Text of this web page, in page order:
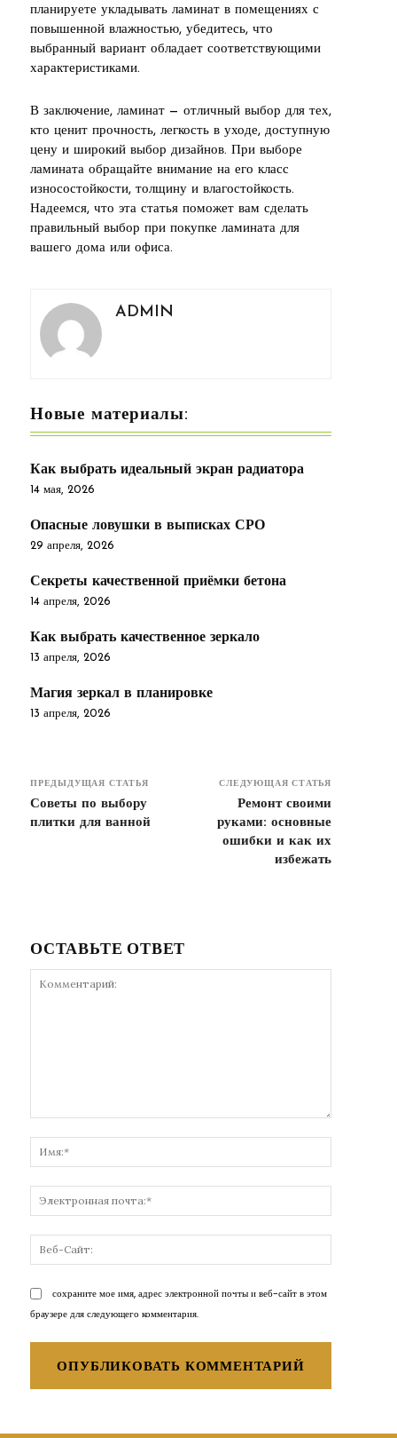
планируете укладывать ламинат в помещениях с
повышенной влажностью, убедитесь, что
выбранный вариант обладает соответствующими
характеристиками.
В заключение, ламинат — отличный выбор для тех,
кто ценит прочность, легкость в уходе, доступную
цену и широкий выбор дизайнов. При выборе
ламината обращайте внимание на его класс
износостойкости, толщину и влагостойкость.
Надеемся, что эта статья поможет вам сделать
правильный выбор при покупке ламината для
вашего дома или офиса.
ADMIN
Новые материалы:
Как выбрать идеальный экран радиатора
14 мая, 2026
Опасные ловушки в выписках СРО
29 апреля, 2026
Секреты качественной приёмки бетона
14 апреля, 2026
Как выбрать качественное зеркало
13 апреля, 2026
Магия зеркал в планировке
13 апреля, 2026
ПРЕДЫДУЩАЯ СТАТЬЯ
Советы по выбору
плитки для ванной
СЛЕДУЮЩАЯ СТАТЬЯ
Ремонт своими
руками: основные
ошибки и как их
избежать
ОСТАВЬТЕ ОТВЕТ
почта:*
Сайт:
сохраните мое имя, адрес электронной почты и веб-сайт в этом
браузере для следующего комментария.